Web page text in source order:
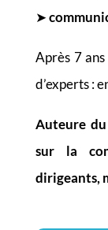
➤
Après 7
d’experts :
Auteure du
sur la
dirigeants,